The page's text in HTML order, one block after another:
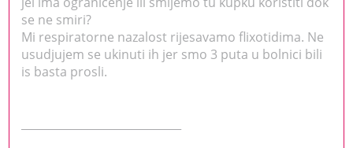
se ne smiri?
Mi respiratorne nazalost rijesavamo flixotidima. Ne
usudjujem se ukinuti ih jer smo 3 puta u bolnici bili
is basta prosli.